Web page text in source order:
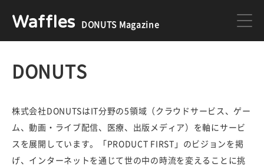
Waffles DONUTS Magazine
DONUTS
ミクチャ ゲーム
医療 イベント
DONUTS
株式会社DONUTSはIT分野の5領域（クラウドサービス、ゲー
ム、動画・ライブ配信、医療、出版メディア）を軸にサービ
スを展開しています。「PRODUCT FIRST」のビジョンを掲
げ、インターネットを通じて世の中の時流を変えることに挑